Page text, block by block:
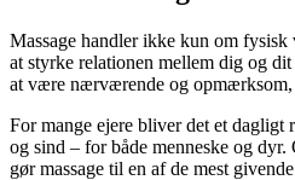
Massage handler ikke kun om
at styrke relationen mellem dig og
at være nærværende og opmærksom,
For mange ejere bliver det et
og sind – for både menneske og dyr.
gør massage til en af de mest